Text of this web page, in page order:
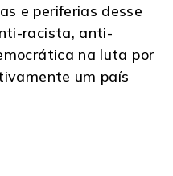
e periferias desse
racista, anti-
na luta por
um país